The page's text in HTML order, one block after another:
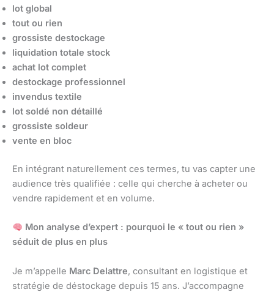
lot global
tout ou rien
grossiste destockage
liquidation totale stock
achat lot complet
destockage professionnel
invendus textile
lot soldé non détaillé
grossiste soldeur
vente en bloc
En intégrant naturellement ces termes, tu vas capter une
audience très qualifiée : celle qui cherche à acheter ou
vendre rapidement et en volume.
Mon analyse d’expert : pourquoi le « tout ou rien »
séduit de plus en plus
Je m’appelle Marc Delattre, consultant en logistique et
stratégie de déstockage depuis 15 ans. J’accompagne